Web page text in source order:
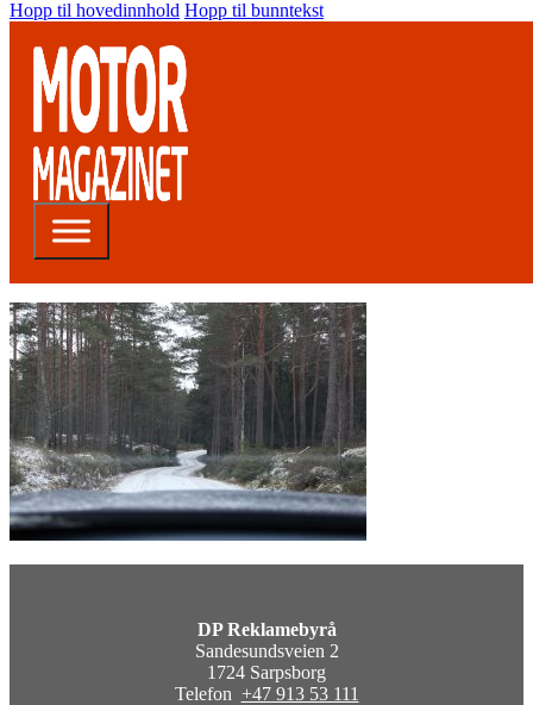
Hopp til hovedinnhold Hopp til bunntekst
DP Reklamebyrå
Sandesundsveien 2
1724 Sarpsborg
Telefon +47 913 53 111